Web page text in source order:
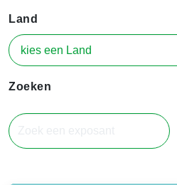
Land
Zoeken